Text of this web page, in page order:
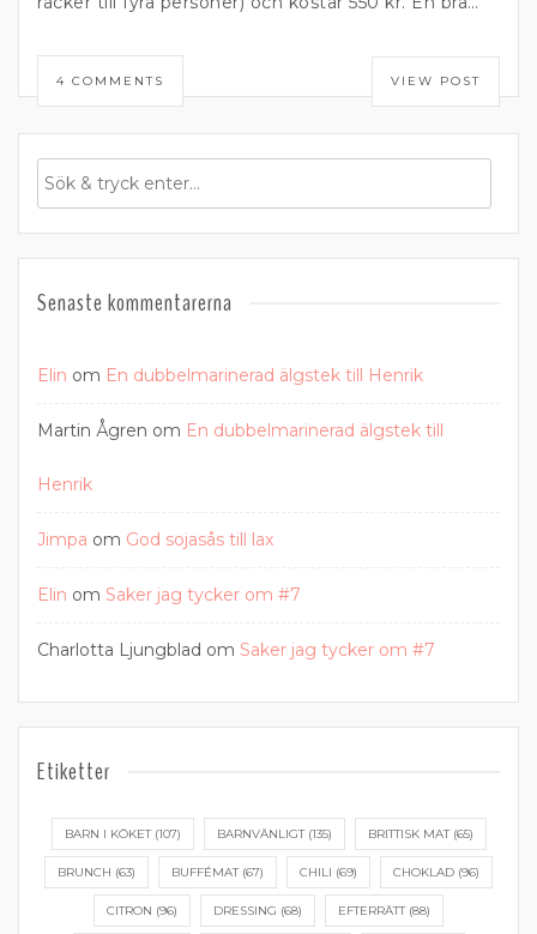
4 COMMENTS VIEW POST
Senaste kommentarerna
Elin om En dubbelmarinerad älgstek till Henrik
Martin Ågren om En dubbelmarinerad älgstek till
Henrik
Jimpa om God sojasås till lax
Elin om Saker jag tycker om #7
Charlotta Ljungblad om Saker jag tycker om #7
Etiketter
BARN I KÖKET(107) BARNVÄNLIGT(135) BRITTISK MAT(65)
BRUNCH (63) BUFFÉMAT(67) CHILI (69) CHOKLAD (96)
CITRON (96) DRESSING (68) EFTERRÄTT(88)